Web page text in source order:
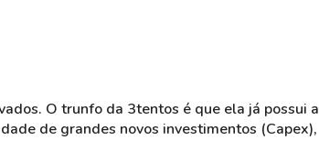
O trunfo da 3tentos é que ela já possui a
de grandes novos investimentos (Capex),